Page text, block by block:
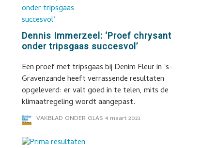
Dennis Immerzeel: ‘Proef chrysant
onder tripsgaas succesvol’
Een proef met tripsgaas bij Denim Fleur in ’s-
Gravenzande heeft verrassende resultaten
opgeleverd: er valt goed in te telen, mits de
klimaatregeling wordt aangepast.
VAKBLAD ONDER GLAS 4 maart 2021